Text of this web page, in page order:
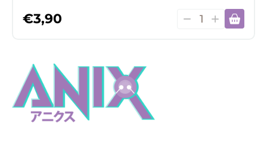
€3,90
Akrüülist
võtmehoidja